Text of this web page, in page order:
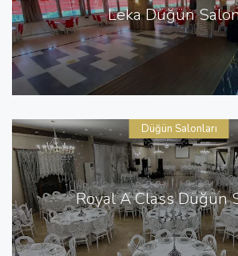
Leka Düğün
Royal A Class Düğün
Düğün Salonları